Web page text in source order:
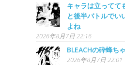
キャラは立ってて
と後半バトルでい
よね
2026年8月7日 22:16
BLEACHの砕蜂ち
2026年8月7日 22:01